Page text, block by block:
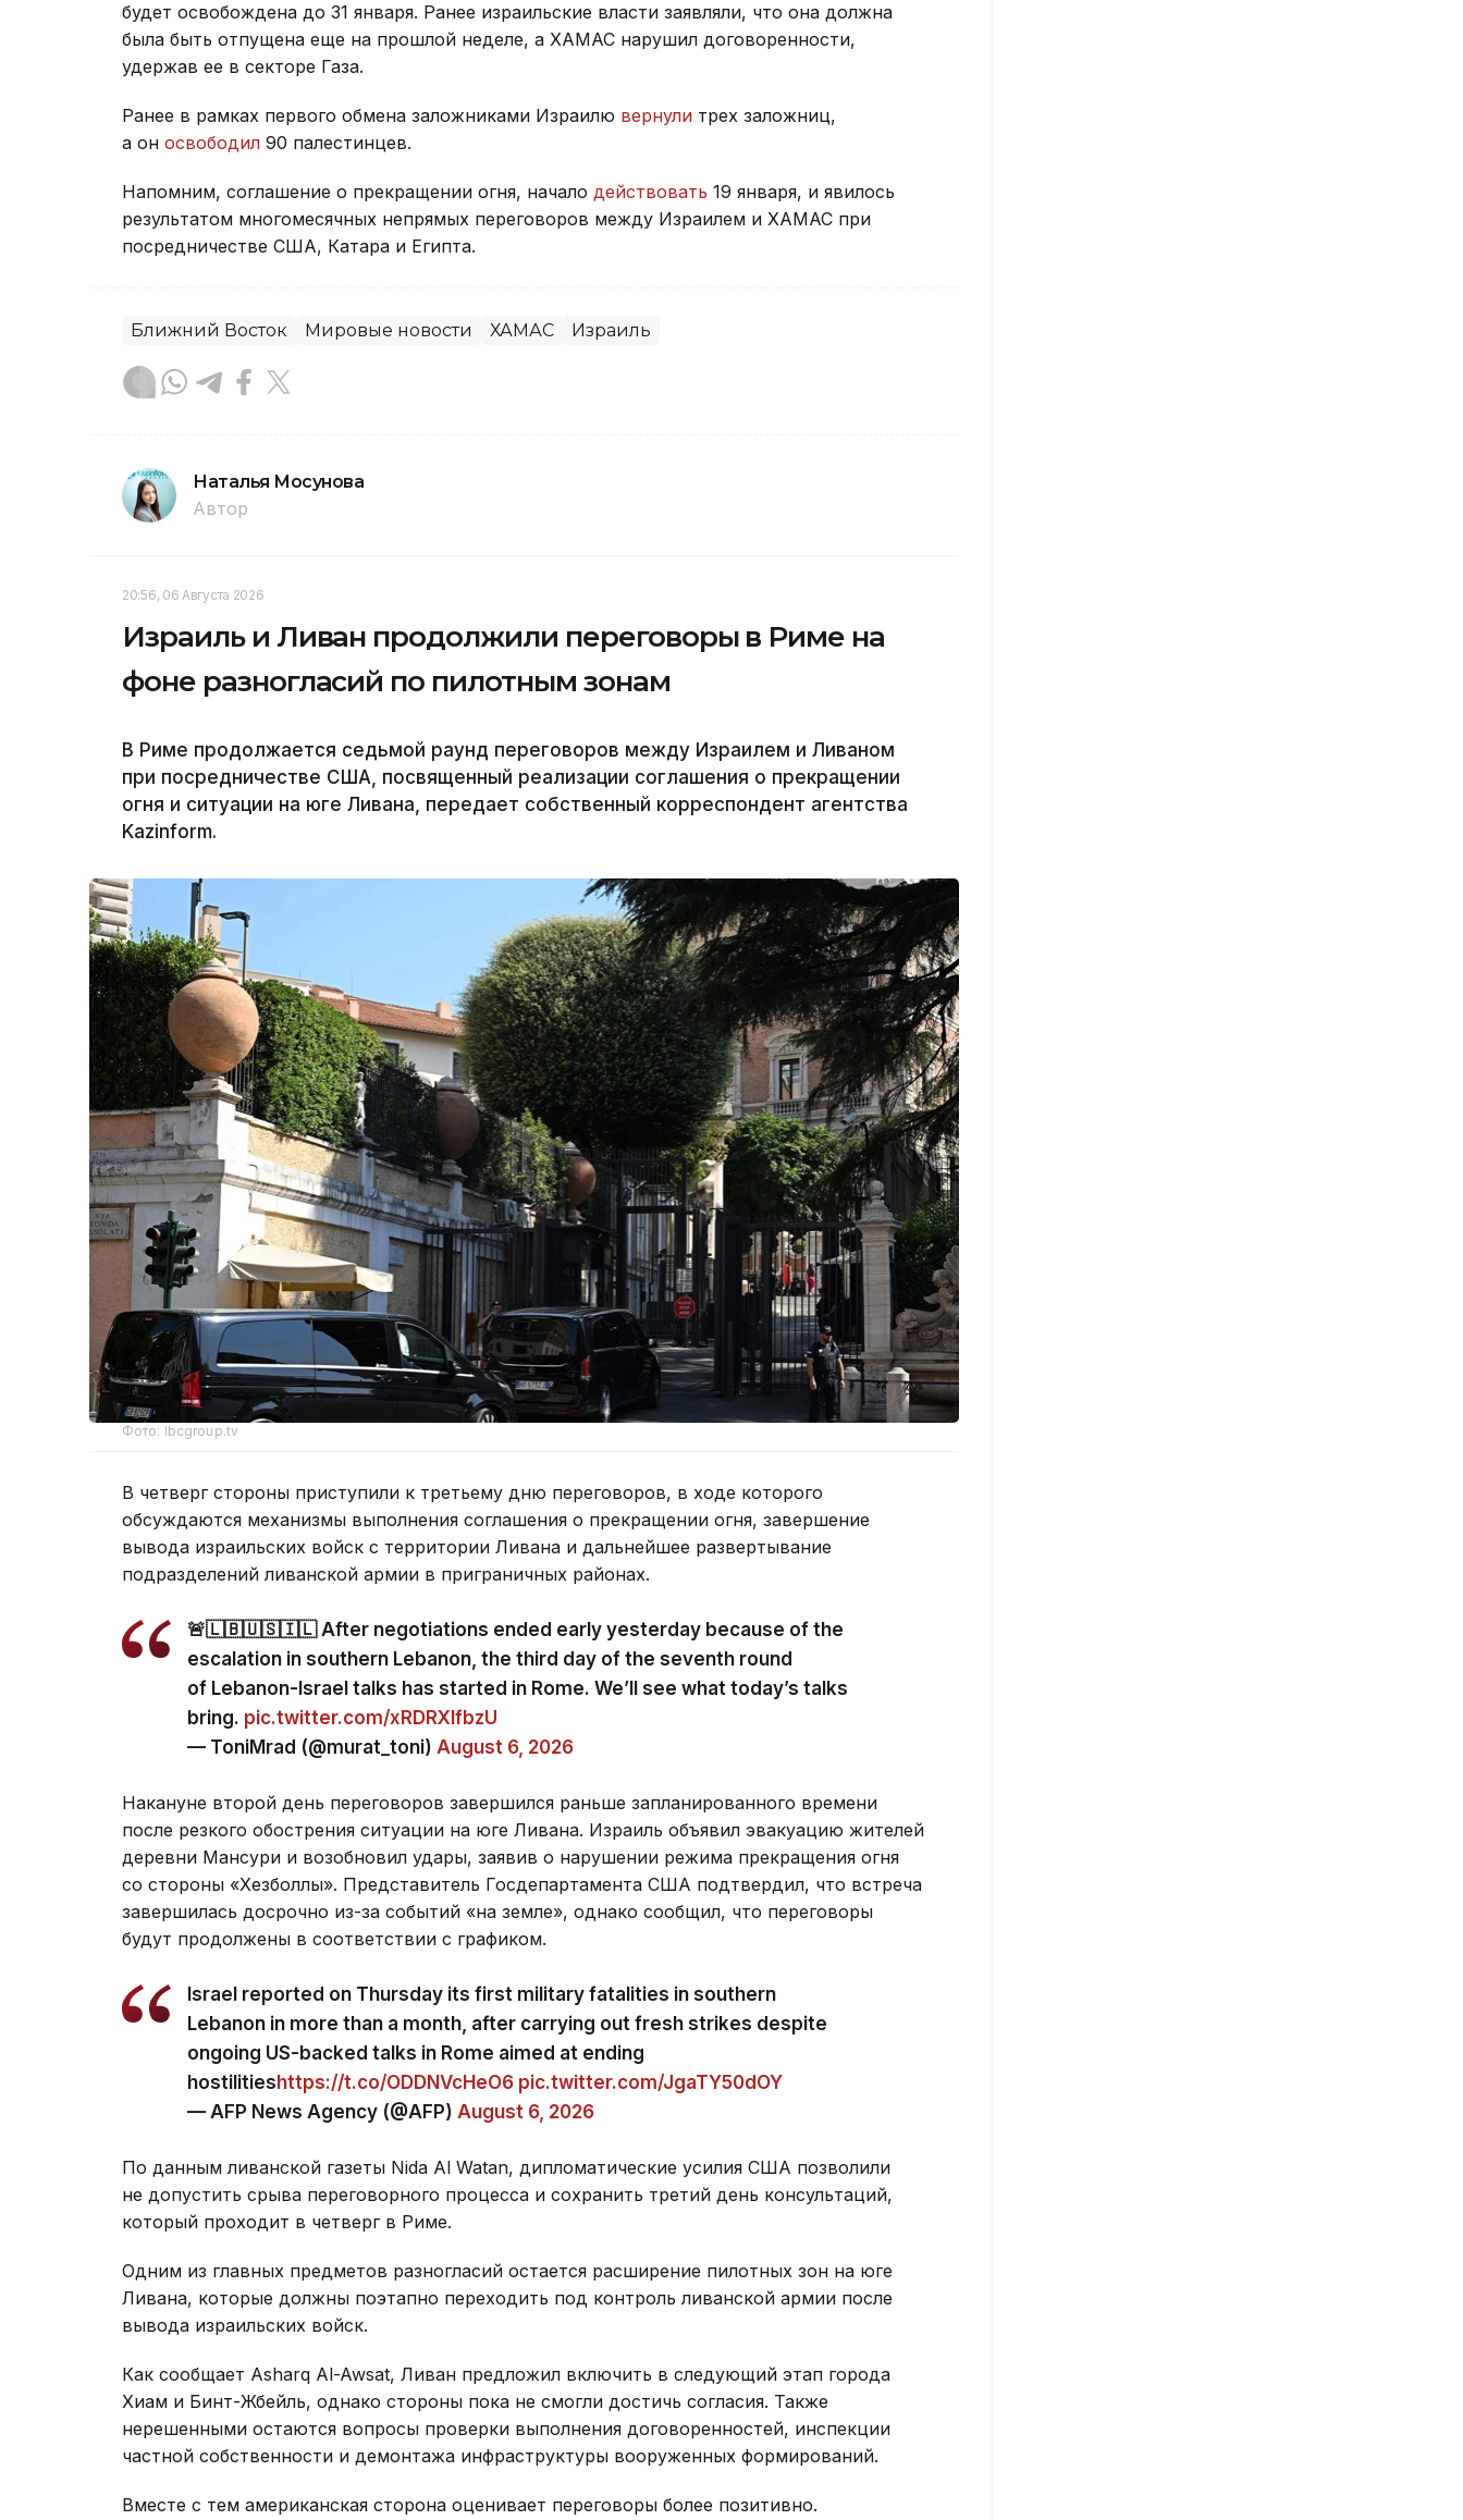
будет освобождена до 31 января. Ранее израильские власти заявляли, что она должна
была быть отпущена еще на прошлой неделе, а ХАМАС нарушил договоренности,
удержав ее в секторе Газа.
Ранее в рамках первого обмена заложниками Израилю вернули трех заложниц,
а он освободил 90 палестинцев.
Напомним, соглашение о прекращении огня, начало действовать 19 января, и явилось
результатом многомесячных непрямых переговоров между Израилем и ХАМАС при
посредничестве США, Катара и Египта.
Ближний Восток Мировые новости ХАМАС Израиль
Наталья Мосунова
Автор
20:56, 06 Августа 2026
Израиль и Ливан продолжили переговоры в Риме на
фоне разногласий по пилотным зонам
В Риме продолжается седьмой раунд переговоров между Израилем и Ливаном
при посредничестве США, посвященный реализации соглашения о прекращении
огня и ситуации на юге Ливана, передает собственный корреспондент агентства
Kazinform.
Фото: lbcgroup.tv
В четверг стороны приступили к третьему дню переговоров, в ходе которого
обсуждаются механизмы выполнения соглашения о прекращении огня, завершение
вывода израильских войск с территории Ливана и дальнейшее развертывание
подразделений ливанской армии в приграничных районах.
🚨🇱🇧🇺🇸🇮🇱 After negotiations ended early yesterday because of the
escalation in southern Lebanon, the third day of the seventh round
of Lebanon-Israel talks has started in Rome. We’ll see what today’s talks
bring. pic.twitter.com/xRDRXlfbzU
— ToniMrad (@murat_toni) August 6, 2026
Накануне второй день переговоров завершился раньше запланированного времени
после резкого обострения ситуации на юге Ливана. Израиль объявил эвакуацию жителей
деревни Мансури и возобновил удары, заявив о нарушении режима прекращения огня
со стороны «Хезболлы». Представитель Госдепартамента США подтвердил, что встреча
завершилась досрочно из-за событий «на земле», однако сообщил, что переговоры
будут продолжены в соответствии с графиком.
Israel reported on Thursday its first military fatalities in southern
Lebanon in more than a month, after carrying out fresh strikes despite
ongoing US-backed talks in Rome aimed at ending
hostilitieshttps://t.co/ODDNVcHeO6 pic.twitter.com/JgaTY50dOY
— AFP News Agency (@AFP) August 6, 2026
По данным ливанской газеты Nida Al Watan, дипломатические усилия США позволили
не допустить срыва переговорного процесса и сохранить третий день консультаций,
который проходит в четверг в Риме.
Одним из главных предметов разногласий остается расширение пилотных зон на юге
Ливана, которые должны поэтапно переходить под контроль ливанской армии после
вывода израильских войск.
Как сообщает Asharq Al-Awsat, Ливан предложил включить в следующий этап города
Хиам и Бинт-Жбейль, однако стороны пока не смогли достичь согласия. Также
нерешенными остаются вопросы проверки выполнения договоренностей, инспекции
частной собственности и демонтажа инфраструктуры вооруженных формирований.
Вместе с тем американская сторона оценивает переговоры более позитивно.